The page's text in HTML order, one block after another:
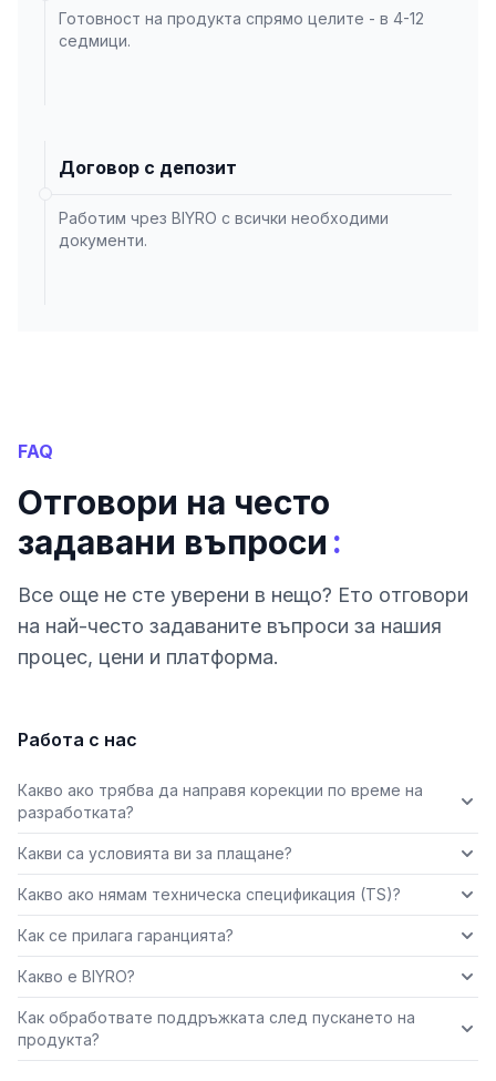
Готовност на продукта спрямо целите - в 4-12
седмици.
Договор с депозит
Работим чрез BIYRO с всички необходими
документи.
FAQ
Отговори на често
задавани въпроси :
Все още не сте уверени в нещо? Ето отговори
на най-често задаваните въпроси за нашия
процес, цени и платформа.
Работа с нас
Какво ако трябва да направя корекции по време на
разработката?
Какви са условията ви за плащане?
Какво ако нямам техническа спецификация (TS)?
Как се прилага гаранцията?
Какво е BIYRO?
Как обработвате поддръжката след пускането на
продукта?